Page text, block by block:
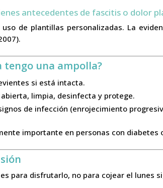
antecedentes de fascitis o dolor
uso de plantillas personalizadas. La
tengo una ampolla?
si está intacta.
abierta, limpia, desinfecta y protege.
de infección (enrojecimiento
importante en personas con diabetes
para disfrutarlo, no para cojear el lunes